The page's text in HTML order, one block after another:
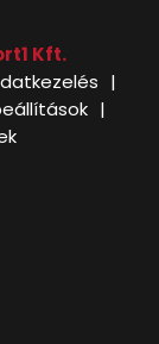
Kft.